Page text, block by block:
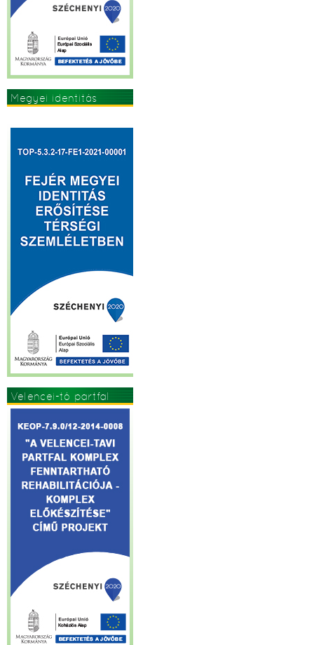
Megyei identitás
Velencei-tó partfal